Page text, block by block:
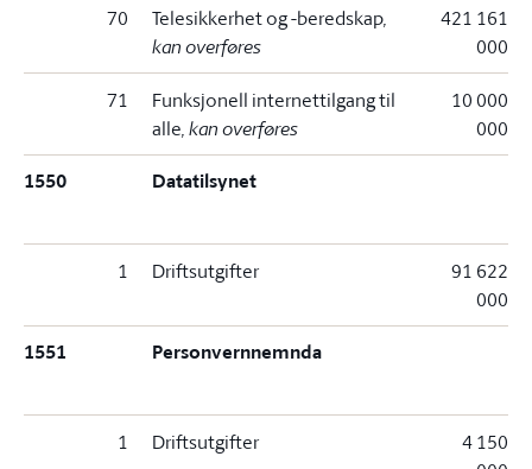
70 Telesikkerhet og -beredskap,
kan overføres
421 161
000
71
Funksjonell internettilgang til
alle, kan overføres
10 000
000
1550 Datatilsynet
1 Driftsutgifter
91 622
000
1551 Personvernnemnda
1 Driftsutgifter
4 150